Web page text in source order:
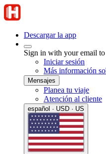
Descargar la app
Sign in with your email
Iniciar sesión
Más información
Mensajes
Planea tu viaje
Atención al cliente
español · USD · US